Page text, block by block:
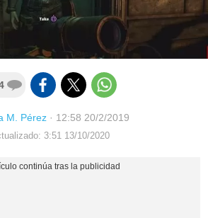
M. Pérez · 12:58 20/2/2019
3:51 13/10/2020